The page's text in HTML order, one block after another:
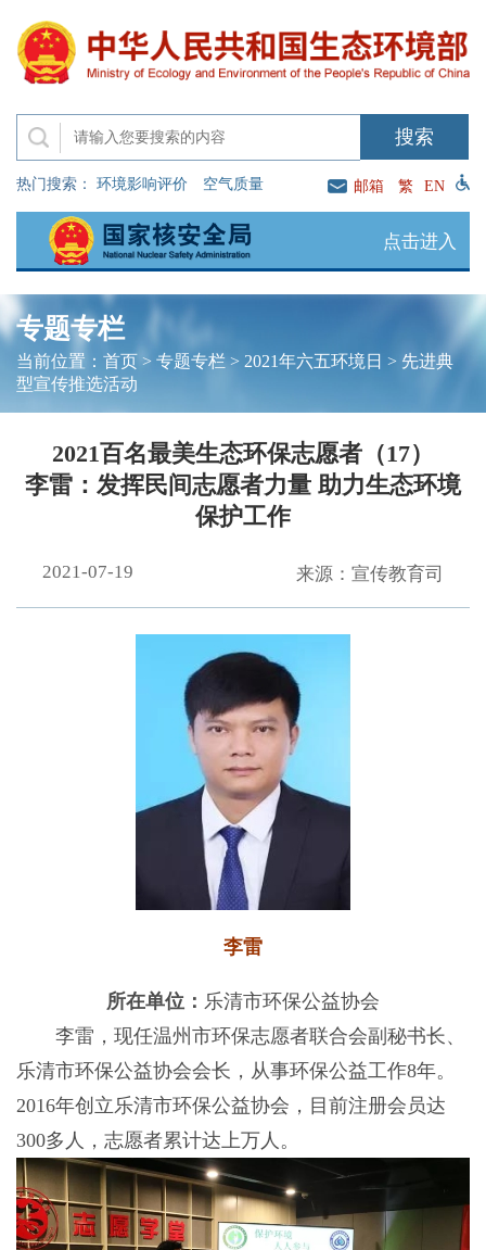
热门搜索： 环境影响评价 空气质量 邮箱 繁 EN
点击进入
专题专栏
当前位置： 首页> 专题专栏> 2021年六五环境日 > 先进典
型宣传推选活动
2021百名最美生态环保志愿者（17）
李雷：发挥民间志愿者力量 助力生态环境
保护工作
2021-07-19 来源：宣传教育司
李雷
所在单位： 乐清市环保公益协会
李雷，现任温州市环保志愿者联合会副秘书长、
乐清市环保公益协会会长，从事环保公益工作8年。
2016年创立乐清市环保公益协会，目前注册会员达
300多人，志愿者累计达上万人。